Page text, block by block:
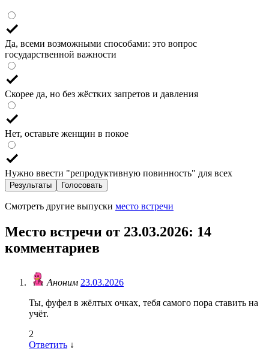
Да, всеми возможными способами: это вопрос
государственной важности
Скорее да, но без жёстких запретов и давления
Нет, оставьте женщин в покое
Нужно ввести "репродуктивную повинность" для всех
Результаты Голосовать
Смотреть другие выпуски место встречи
Место встречи от 23.03.2026: 14
комментариев
Аноним 23.03.2026
Ты, фуфел в жёлтых очках, тебя самого пора ставить на
учёт.
2
Ответить ↓